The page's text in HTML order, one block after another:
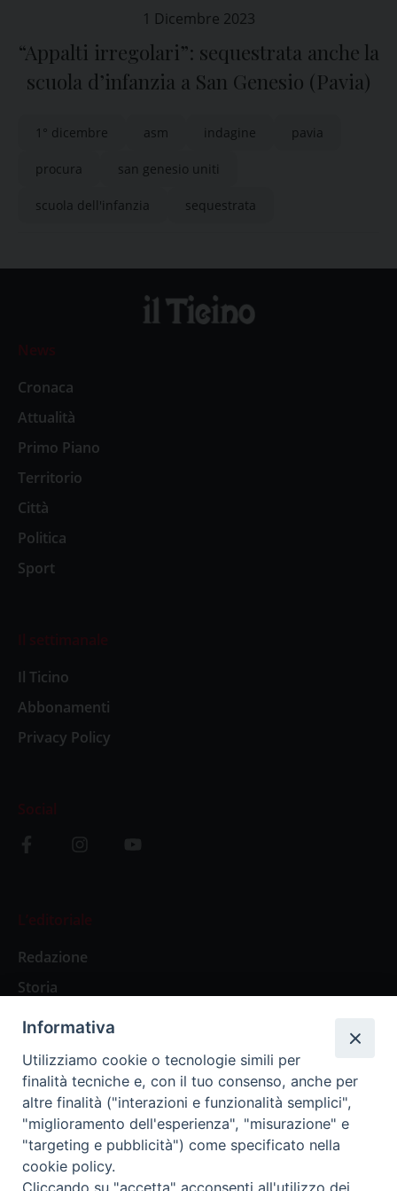
1 Dicembre 2023
“Appalti irregolari”: sequestrata anche la
scuola d’infanzia a San Genesio (Pavia)
1° dicembre asm indagine pavia
procura san genesio uniti
scuola dell'infanzia sequestrata
News
Cronaca
Attualità
Primo Piano
Territorio
Città
Politica
Sport
Il settimanale
Il Ticino
Abbonamenti
Privacy Policy
Social
L’editoriale
Redazione
Storia
Abbonamenti
Abbonamento Annuale Digitale
Abbonamento Annuale Cartaceo
Abbonamento Singola Copia Digitale
Informativa
Utilizziamo cookie o tecnologie simili per
finalità tecniche e, con il tuo consenso, anche per
altre finalità ("interazioni e funzionalità semplici",
"miglioramento dell'esperienza", "misurazione" e
"targeting e pubblicità") come specificato nella
cookie policy.